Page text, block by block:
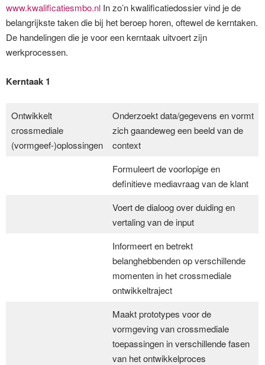
www.kwalificatiesmbo.nl In zo’n kwalificatiedossier vind je de
belangrijkste taken die bij het beroep horen, oftewel de kerntaken.
De handelingen die je voor een kerntaak uitvoert zijn
werkprocessen.
Kerntaak 1
Ontwikkelt
crossmediale
(vormgeef-)oplossingen
Onderzoekt data/gegevens en vormt
zich gaandeweg een beeld van de
context
Formuleert de voorlopige en
definitieve mediavraag van de klant
Voert de dialoog over duiding en
vertaling van de input
Informeert en betrekt
belanghebbenden op verschillende
momenten in het crossmediale
ontwikkeltraject
Maakt prototypes voor de
vormgeving van crossmediale
toepassingen in verschillende fasen
van het ontwikkelproces